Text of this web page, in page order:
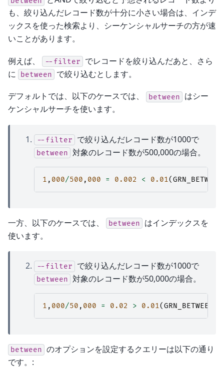
も、絞り込んだレコード数が十分に小さい場合は、インデ
ックスを使った検索より、シーケンシャルサーチの方が速
いことがあります。
例えば、 --filter
でレコードを絞り込んだあと、さら
に
between で絞り込むとします。
デフォルトでは、以下のケースでは、 between
はシー
ケンシャルサーチを使います。
--filter で絞り込んだレコード数が1000で
between 対象のレコード数が500,000の場合。
1 , 000/500 , 000 = 0.002 < 0.01(
一方、以下のケースでは、 between
はインデックスを
使います。
--filter で絞り込んだレコード数が1000で
between 対象のレコード数が50,000の場合。
1 , 000/50 , 000 = 0.02 > 0.01(
between のオプションを設定するクエリーは以下の通り
です。: